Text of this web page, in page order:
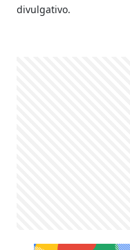
divulgativo.